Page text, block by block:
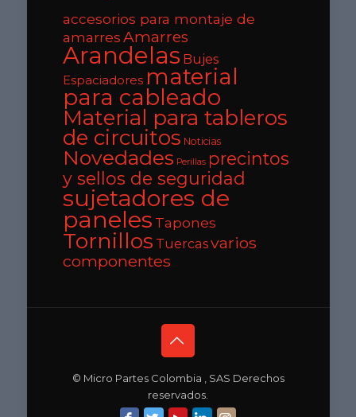
accesorios para montaje de
amarresAmarres
Arandelas Bujes
Espaciadores material
para cableado
Material para tableros
de circuitos Noticias
Novedades Perillas precintos
y sellos de seguridad
sujetadores de
paneles Tapones
Tornillos Tuercasvarios
componentes
© Micro Partes Colombia , SAS Derechos
reservados.